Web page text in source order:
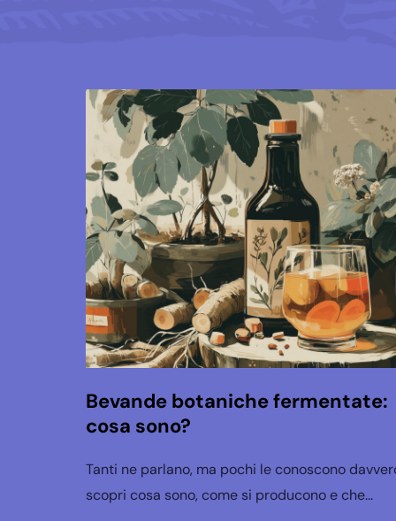
Bevande botaniche fermentate:
cosa sono?
Tanti ne parlano, ma pochi le conoscono
scopri cosa sono, come si producono e che...